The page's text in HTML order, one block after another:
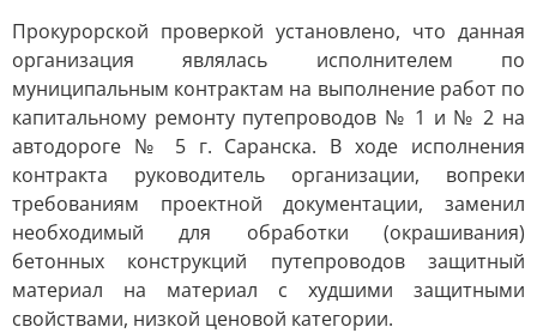
Прокурорской проверкой установлено, что данная
организация являлась исполнителем по
муниципальным контрактам на выполнение работ по
капитальному ремонту путепроводов № 1 и № 2 на
автодороге № 5 г. Саранска. В ходе исполнения
контракта руководитель организации, вопреки
требованиям проектной документации, заменил
необходимый для обработки (окрашивания)
бетонных конструкций путепроводов защитный
материал на материал с худшими защитными
свойствами, низкой ценовой категории.